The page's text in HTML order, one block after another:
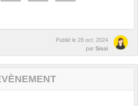
Publié le 28 oct. 2024
par Sissi